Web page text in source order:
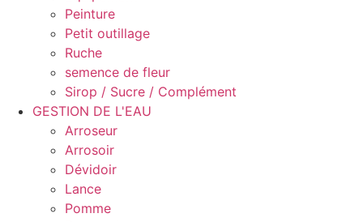
Peinture
Petit outillage
Ruche
semence de fleur
Sirop / Sucre / Complément
GESTION DE L'EAU
Arroseur
Arrosoir
Dévidoir
Lance
Pomme